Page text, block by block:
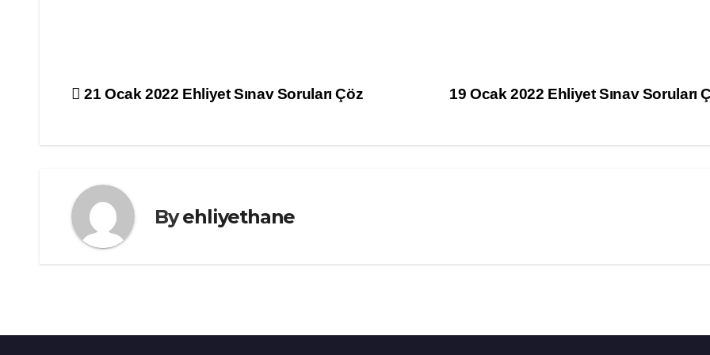
Yazı
19 Ocak 2022 Ehliyet Sınav Soruları
21 Ocak 2022 Ehliyet Sınav Soruları Çöz
Byehliyethane